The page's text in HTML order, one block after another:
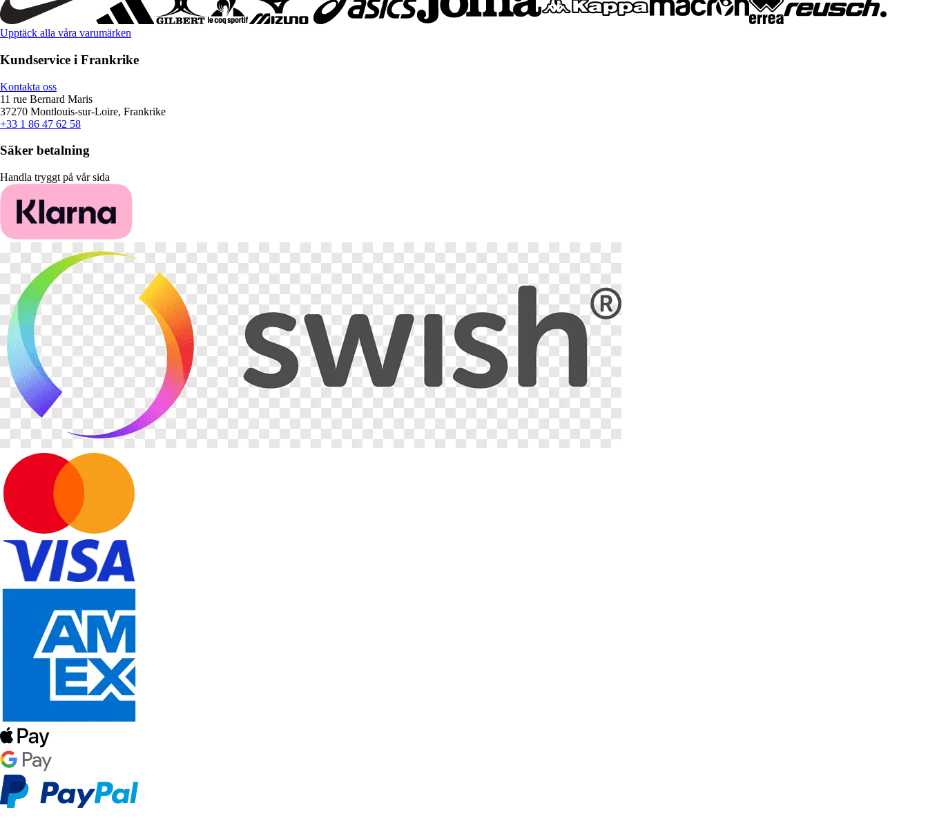
Upptäck alla våra varumärken
Kundservice i Frankrike
Kontakta oss
11 rue Bernard Maris
37270 Montlouis-sur-Loire, Frankrike
+33 1 86 47 62 58
Säker betalning
Handla tryggt på vår sida